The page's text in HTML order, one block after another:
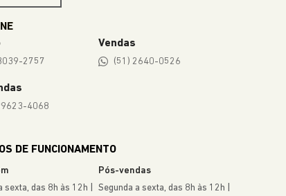
2757
Vendas
(51) 2640-0526
4068
DE FUNCIONAMENTO
sexta, das 8h às 12h |
Pós-vendas
Segunda a sexta, das 8h às 12h |